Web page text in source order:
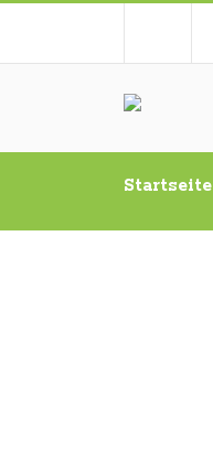
Startseite